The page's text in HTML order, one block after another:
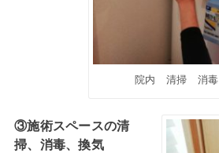
院内 清掃 消毒
③施術スペースの清
掃、消毒、換気